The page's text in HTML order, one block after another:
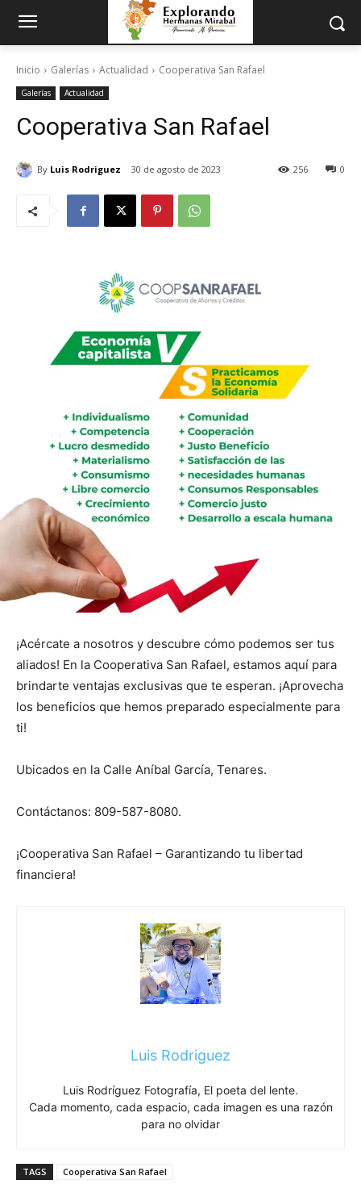
Inicio Galerías Actualidad Cooperativa San Rafael
Galerías Actualidad
Cooperativa San Rafael
By Luis Rodriguez 30 de agosto de 2023 0
256
¡Acércate a nosotros y descubre cómo podemos ser tus
aliados! En la Cooperativa San Rafael, estamos aquí para
brindarte ventajas exclusivas que te esperan. ¡Aprovecha
los beneficios que hemos preparado especialmente para
ti!
Ubicados en la Calle Aníbal García, Tenares.
Contáctanos: 809-587-8080.
¡Cooperativa San Rafael – Garantizando tu libertad
financiera!
Luis Rodriguez
Luis Rodríguez Fotografía, El poeta del lente.
Cada momento, cada espacio, cada imagen es una razón
para no olvidar
TAGS
Cooperativa San Rafael